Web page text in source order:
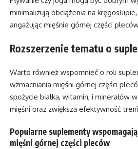
minimalizują obciążenia na
angażując mięśnie górnej części
Rozszerzenie tematu o
Warto również wspomnieć o roli
wzmacniania mięśni górnej części
spożycie białka, witamin, i minerałów
mięśni oraz zwiększa efektywność
Popularne suplementy
mięśni górnej części pleców